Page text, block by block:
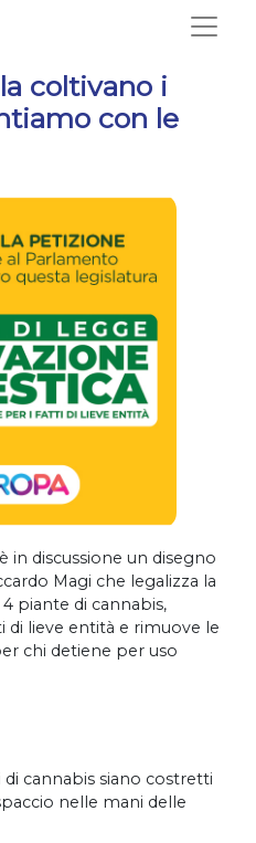
coltivano i
con le
in discussione un disegno
Magi che legalizza la
piante di cannabis,
di lieve entità e rimuove le
chi detiene per uso
cannabis siano costretti
nelle mani delle